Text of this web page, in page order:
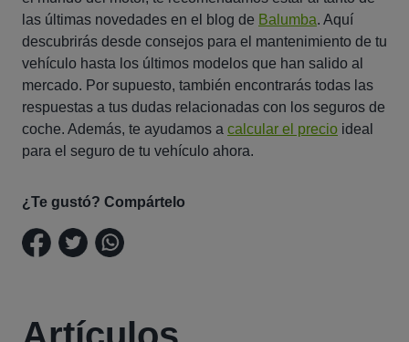
las últimas novedades en el blog de Balumba. Aquí
descubrirás desde consejos para el mantenimiento de tu
vehículo hasta los últimos modelos que han salido al
mercado. Por supuesto, también encontrarás todas las
respuestas a tus dudas relacionadas con los seguros de
coche. Además, te ayudamos a calcular el precio ideal
para el seguro de tu vehículo ahora.
¿Te gustó? Compártelo